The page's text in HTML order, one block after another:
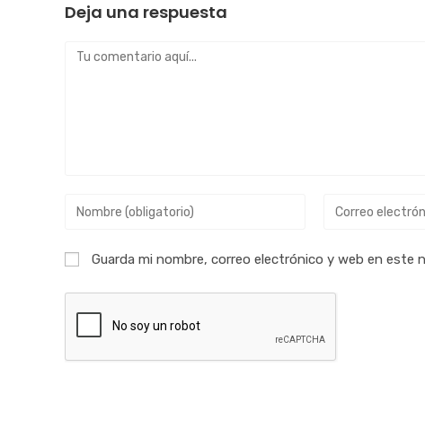
Deja una respuesta
Guarda mi nombre, correo electrónico y web en este